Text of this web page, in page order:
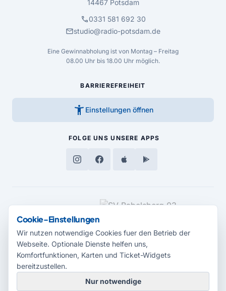
14467 Potsdam
call0331 581 692 30
mailstudio@radio-potsdam.de
Eine Gewinnabholung ist von Montag – Freitag
08.00 Uhr bis 18.00 Uhr möglich.
BARRIEREFREIHEIT
accessibility_new Einstellungen öffnen
FOLGE UNS UNSERE APPS
MEDIENPARTNER
Cookie-Einstellungen
Wir nutzen notwendige Cookies fuer den Betrieb der
Webseite. Optionale Dienste helfen uns,
Komfortfunktionen, Karten und Ticket-Widgets
bereitzustellen.
Nur notwendige